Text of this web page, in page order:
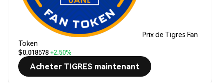
Prix de Tigres Fan
Token
$0.018578+2.50%
Acheter TIGRES maintenant